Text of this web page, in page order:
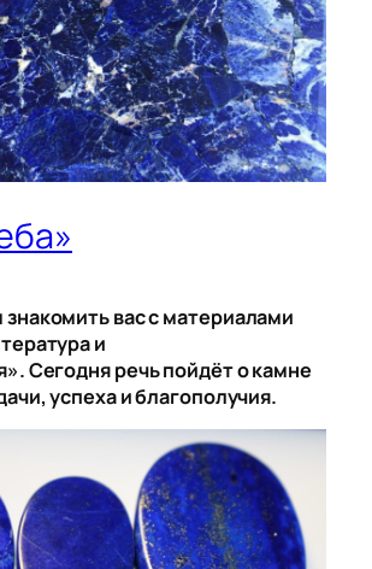
вас с материалами
и
Сегодня речь пойдёт о камне
успеха и благополучия.